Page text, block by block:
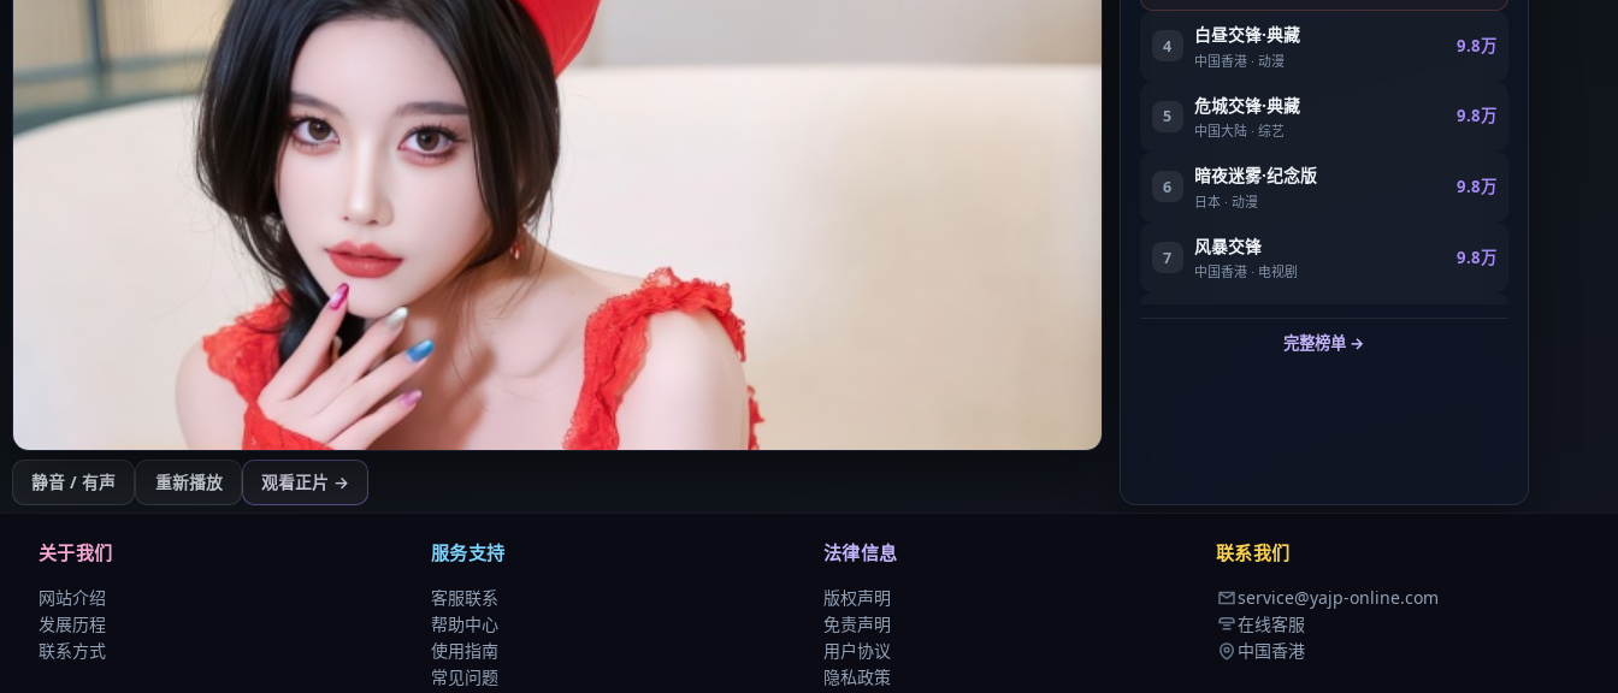
开始播放
静音 / 有声 重新播放 观看正片 →
4
白昼交锋·典藏
中国香港 ·动漫
9.8万
5
危城交锋·典藏
中国大陆 ·综艺
9.8万
6
暗夜迷雾·纪念版
日本 ·动漫
9.8万
7
风暴交锋
中国香港 · 电视剧
9.8万
电视剧完整榜单 →
关于我们
网站介绍
发展历程
联系方式
服务支持
客服联系
帮助中心
使用指南
常见问题
法律信息
版权声明
免责声明
用户协议
隐私政策
联系我们
service@yajp-online.com
在线客服
中国香港